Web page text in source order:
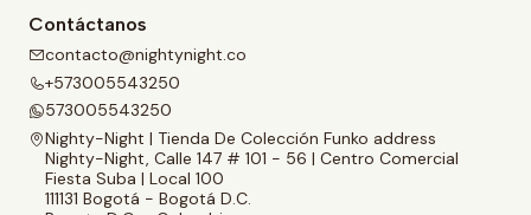
Contáctanos
contacto@nightynight.co
+573005543250
573005543250
Nighty-Night | Tienda De Colección Funko address
Nighty-Night, Calle 147 # 101 - 56 | Centro Comercial
Fiesta Suba | Local 100
111131 Bogotá - Bogotá D.C.